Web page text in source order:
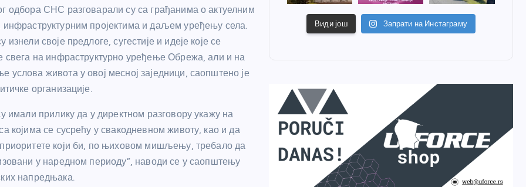
одбора СНС разговарали су са грађанима о актуелним
пројектима и даљем уређењу села.
изнели своје предлоге, сугестије и идеје које се
свега на инфраструктурно уређење Обрежа, али и на
услова живота у овој месној заједници, саопштено је
организације.
имали прилику да у директном разговору укажу на
којима се сусрећу у свакодневном животу, као и да
који би, по њиховом мишљењу, требало да
у наредном периоду”, наводи се у саопштењу
напредњака.
Види још Запрати на Инстаграму